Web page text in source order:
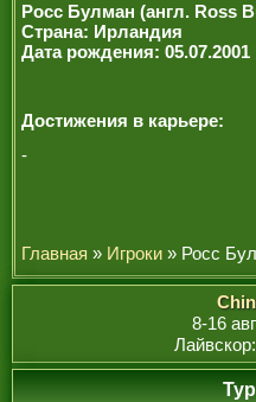
Росс Булман (англ. Ross
Страна: Ирландия
Дата рождения: 05.07.2001
Достижения в карьере:
-
Главная » Игроки » Росс
8-16
Лайвскор: